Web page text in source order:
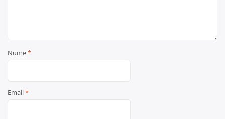
Nume*
Email*